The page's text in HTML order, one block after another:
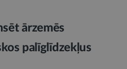
ārzemēs
palīglīdzekļus